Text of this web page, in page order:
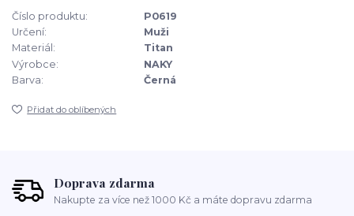
Číslo produktu:
P0619
Určení:
Muži
Materiál:
Titan
Výrobce:
NAKY
Barva:
Černá
Přidat do oblíbených
Doprava zdarma
Nakupte za více než 1000 Kč a máte dopravu zdarma